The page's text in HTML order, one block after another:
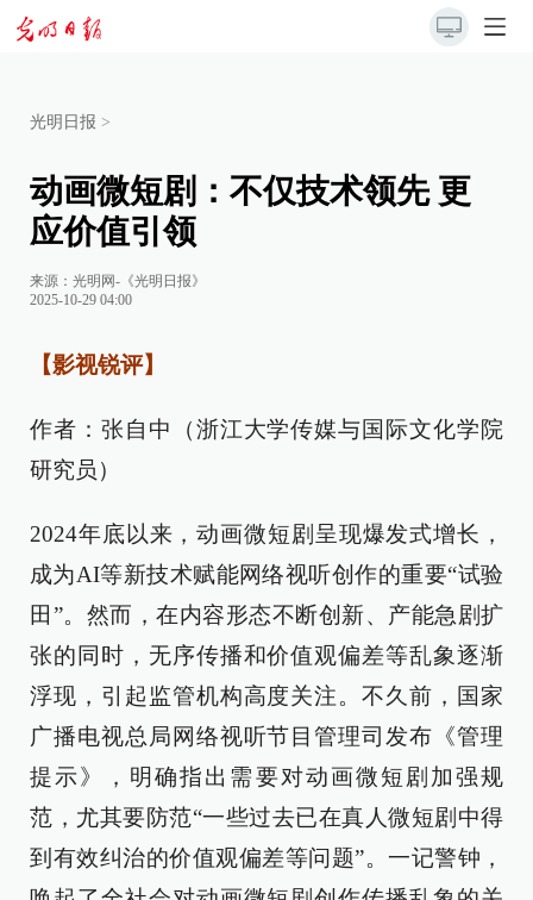
光明日报 >
动画微短剧：不仅技术领先 更
应价值引领
来源： 光明网-《光明日报》
2025-10-29 04:00
【影视锐评】
作者：张自中（浙江大学传媒与国际文化学院
研究员）
2024年底以来，动画微短剧呈现爆发式增长，
成为AI等新技术赋能网络视听创作的重要“试验
田”。然而，在内容形态不断创新、产能急剧扩
张的同时，无序传播和价值观偏差等乱象逐渐
浮现，引起监管机构高度关注。不久前，国家
广播电视总局网络视听节目管理司发布《管理
提示》，明确指出需要对动画微短剧加强规
范，尤其要防范“一些过去已在真人微短剧中得
到有效纠治的价值观偏差等问题”。一记警钟，